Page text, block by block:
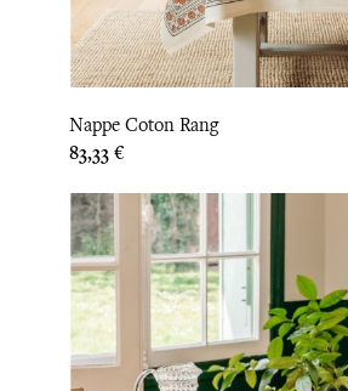
Nappe Coton Rang
Prix
83,33 €